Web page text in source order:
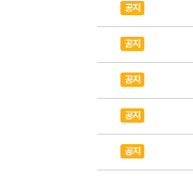
공지
공지
공지
공지
공지